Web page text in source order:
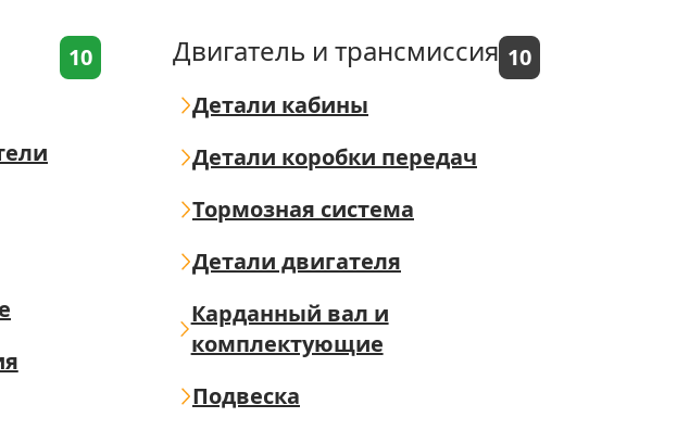
10 Двигатель и трансмиссия 10
Детали кабины
Детали коробки передач
Тормозная система
Детали двигателя
Карданный вал и
комплектующие
Подвеска